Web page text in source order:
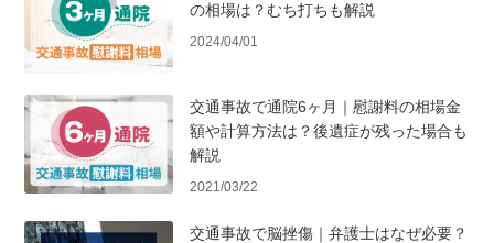
の相場は？むち打ちも解説
2024/04/01
交通事故で通院6ヶ月｜慰謝料の相場金
額や計算方法は？後遺症が残った場合も
解説
2021/03/22
交通事故で脳挫傷｜弁護士はなぜ必要？